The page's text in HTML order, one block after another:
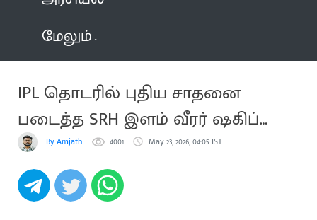
மேலும்
IPL தொடரில் புதிய சாதனை
படைத்த SRH இளம் வீரர் ஷகிப்
ஹுசைன்
By Amjath 4001 May 23, 2026, 04:05 IST